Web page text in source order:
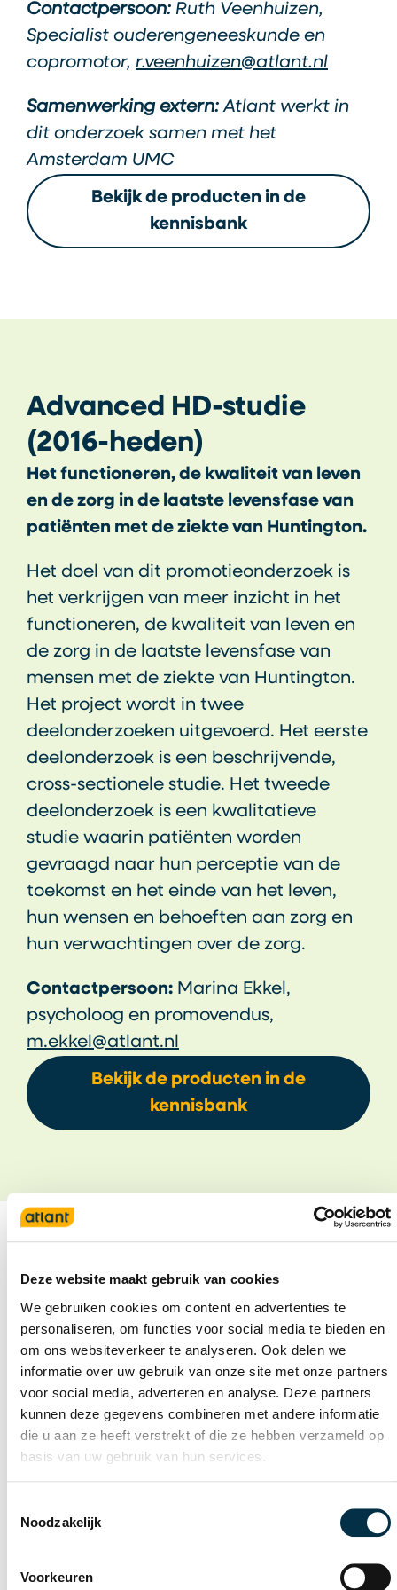
Deze website maakt gebruik van cookies
We gebruiken cookies om content en advertenties te
personaliseren, om functies voor social media te bieden en
om ons websiteverkeer te analyseren. Ook delen we
informatie over uw gebruik van onze site met onze partners
voor social media, adverteren en analyse. Deze partners
kunnen deze gegevens combineren met andere informatie
die u aan ze heeft verstrekt of die ze hebben verzameld op
basis van uw gebruik van hun services.
Noodzakelijk
Voorkeuren
Contactpersoon: Ruth Veenhuizen,
Specialist ouderengeneeskunde en
copromotor, r.veenhuizen@atlant.nl
Samenwerking extern:Atlant werkt in
dit onderzoek samen met het
Amsterdam UMC
Bekijk de producten in de
kennisbank
Advanced HD-studie
(2016-heden)
Het functioneren, de kwaliteit van leven
en de zorg in de laatste levensfase van
patiënten met de ziekte van Huntington.
Het doel van dit promotieonderzoek is
het verkrijgen van meer inzicht in het
functioneren, de kwaliteit van leven en
de zorg in de laatste levensfase van
mensen met de ziekte van Huntington.
Het project wordt in twee
deelonderzoeken uitgevoerd. Het eerste
deelonderzoek is een beschrijvende,
cross-sectionele studie. Het tweede
deelonderzoek is een kwalitatieve
studie waarin patiënten worden
gevraagd naar hun perceptie van de
toekomst en het einde van het leven,
hun wensen en behoeften aan zorg en
hun verwachtingen over de zorg.
Contactpersoon: Marina Ekkel,
psycholoog en promovendus,
m.ekkel@atlant.nl
Bekijk de producten in de
kennisbank
Deelname aan extern
onderzoek
Beter Laten en Beter Doen in de
palliatieve zorg
Onderzoekers: Emma van Dam,
Patricia Jepma en Marjon van Rijn
palliatieve zorg - UNO Amsterdam